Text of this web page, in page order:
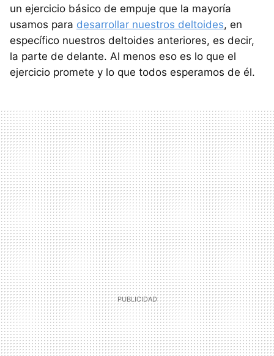
un ejercicio básico de empuje que la mayoría
usamos para desarrollar nuestros deltoides, en
específico nuestros deltoides anteriores, es decir,
la parte de delante. Al menos eso es lo que el
ejercicio promete y lo que todos esperamos de él.